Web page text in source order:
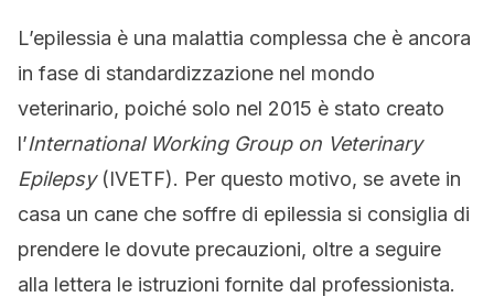
L’epilessia è una malattia complessa che è ancora
in fase di standardizzazione nel mondo
veterinario, poiché solo nel 2015 è stato creato
l’International Working Group on Veterinary
Epilepsy(IVETF). Per questo motivo, se avete in
casa un cane che soffre di epilessia si consiglia di
prendere le dovute precauzioni, oltre a seguire
alla lettera le istruzioni fornite dal professionista.